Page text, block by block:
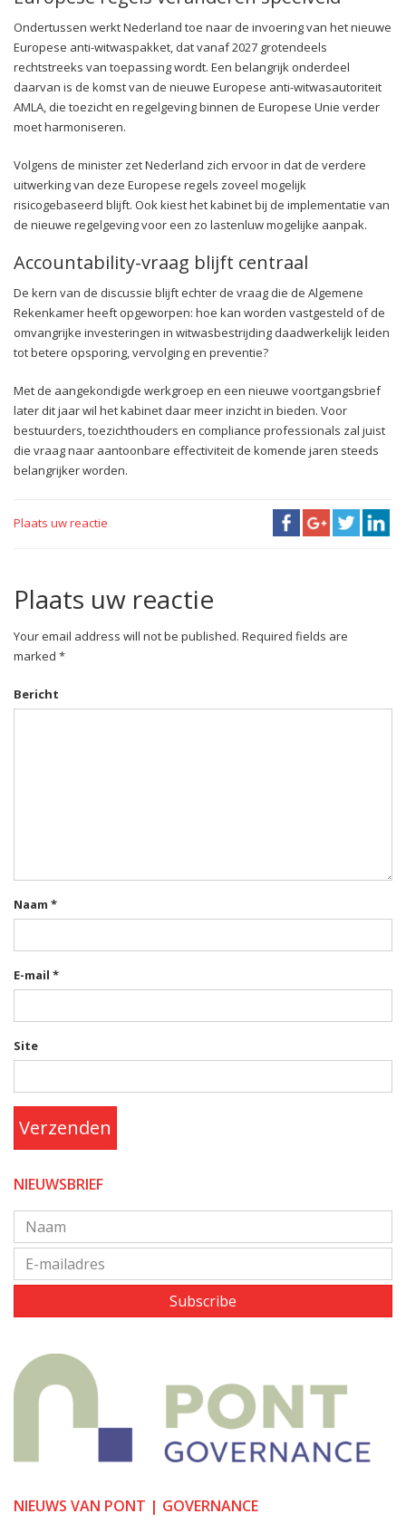
Ondertussen werkt Nederland toe naar de invoering van het nieuwe
Europese anti-witwaspakket, dat vanaf 2027 grotendeels
rechtstreeks van toepassing wordt. Een belangrijk onderdeel
daarvan is de komst van de nieuwe Europese anti-witwasautoriteit
AMLA, die toezicht en regelgeving binnen de Europese Unie verder
moet harmoniseren.
Volgens de minister zet Nederland zich ervoor in dat de verdere
uitwerking van deze Europese regels zoveel mogelijk
risicogebaseerd blijft. Ook kiest het kabinet bij de implementatie van
de nieuwe regelgeving voor een zo lastenluw mogelijke aanpak.
Accountability-vraag blijft centraal
De kern van de discussie blijft echter de vraag die de Algemene
Rekenkamer heeft opgeworpen: hoe kan worden vastgesteld of de
omvangrijke investeringen in witwasbestrijding daadwerkelijk leiden
tot betere opsporing, vervolging en preventie?
Met de aangekondigde werkgroep en een nieuwe voortgangsbrief
later dit jaar wil het kabinet daar meer inzicht in bieden. Voor
bestuurders, toezichthouders en compliance professionals zal juist
die vraag naar aantoonbare effectiviteit de komende jaren steeds
belangrijker worden.
Plaats uw reactie
Plaats uw reactie
Your email address will not be published. Required fields are
marked *
Bericht
Naam *
E-mail *
Site
Verzenden
NIEUWSBRIEF
Subscribe
NIEUWS VAN PONT | GOVERNANCE